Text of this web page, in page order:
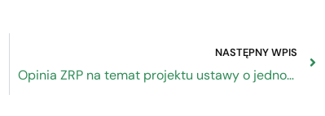
NASTĘPNY WPIS
Opinia ZRP na temat projektu ustawy o jednorazowym świadczeniu pieniężnym